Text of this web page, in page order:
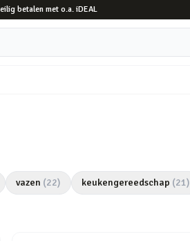
betalen met o.a. iDEAL
vazen (22) keukengereedschap (21)